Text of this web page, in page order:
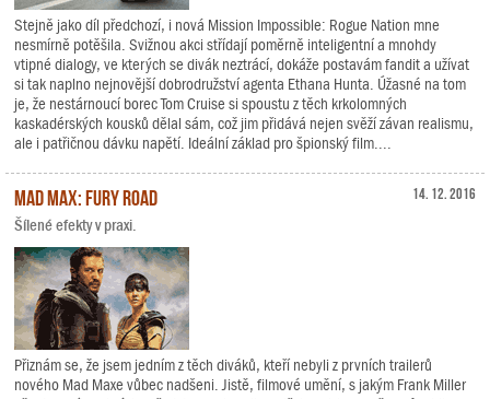
Stejně jako díl předchozí, i nová Mission Impossible: Rogue Nation mne
nesmírně potěšila. Svižnou akci střídají poměrně inteligentní a mnohdy
vtipné dialogy, ve kterých se divák neztrácí, dokáže postavám fandit a užívat
si tak naplno nejnovější dobrodružství agenta Ethana Hunta. Úžasné na tom
je, že nestárnoucí borec Tom Cruise si spoustu z těch krkolomných
kaskadérských kousků dělal sám, což jim přidává nejen svěží závan realismu,
ale i patřičnou dávku napětí. Ideální základ pro špionský film....
14. 12. 2016
Mad Max: Fury Road
Šílené efekty v praxi.
Přiznám se, že jsem jedním z těch diváků, kteří nebyli z prvních trailerů
nového Mad Maxe vůbec nadšeni. Jistě, filmové umění, s jakým Frank Miller